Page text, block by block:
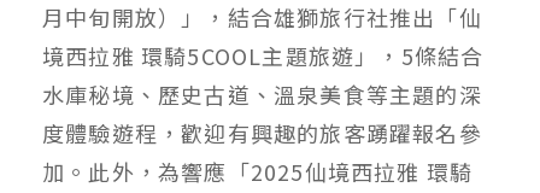
月中旬開放）」，結合雄獅旅行社推出「仙
境西拉雅 環騎5COOL主題旅遊」，5條結合
水庫秘境、歷史古道、溫泉美食等主題的深
度體驗遊程，歡迎有興趣的旅客踴躍報名參
加。此外，為響應「2025仙境西拉雅 環騎